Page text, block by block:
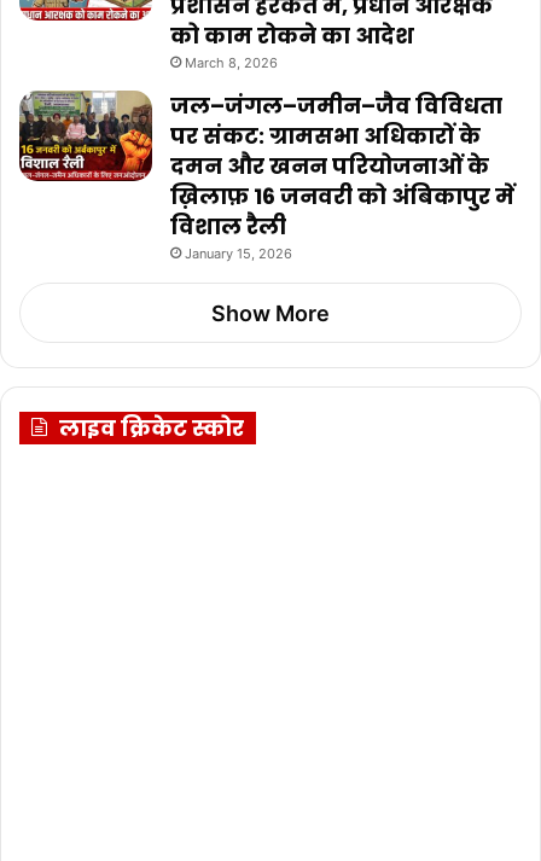
को काम रोकने का आदेश
March 8, 2026
जल–जंगल–जमीन–जैव विविधता
पर संकट: ग्रामसभा अधिकारों के
दमन और खनन परियोजनाओं के
ख़िलाफ़ 16 जनवरी को अंबिकापुर में
विशाल रैली
January 15, 2026
Show More
लाइव क्रिकेट स्कोर